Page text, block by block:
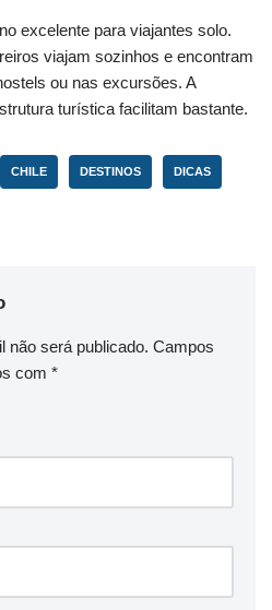
excelente para viajantes solo.
viajam sozinhos e encontram
ou nas excursões. A
turística facilitam bastante.
CHILE DESTINOS DICAS
não será publicado. Campos
com *